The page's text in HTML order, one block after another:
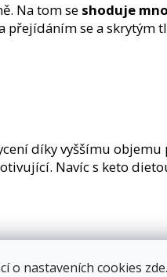
o nastaveních cookies zde.
Na tom se shoduje
se a skrytým
díky vyššímu
Navíc s keto
jídel?